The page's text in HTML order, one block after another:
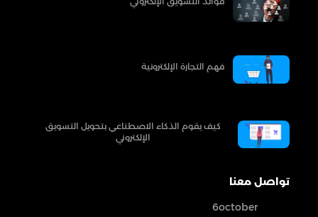
فهم التجارة الإلكترونية
كيف يقوم الذكاء الاصطناعي بتحويل التسويق
الإلكتروني
تواصل معنا
6october